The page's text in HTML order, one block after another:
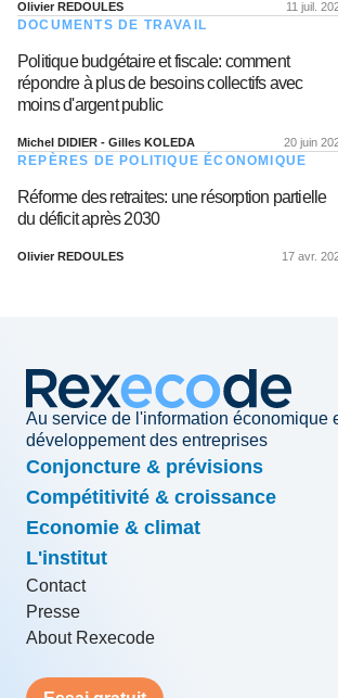
Olivier REDOULES 11 juil.
DOCUMENTS DE TRAVAIL
Politique budgétaire et fiscale: comment
répondre à plus de besoins collectifs avec
moins d'argent public
Michel DIDIER - Gilles KOLEDA 20 juin
REPÈRES DE POLITIQUE ÉCONOMIQUE
Réforme des retraites: une résorption partielle
du déficit après 2030
Olivier REDOULES 17 avr.
Au service de l'information économique
développement des entreprises
Conjoncture & prévisions
Compétitivité & croissance
Economie & climat
L'institut
Contact
Presse
About Rexecode